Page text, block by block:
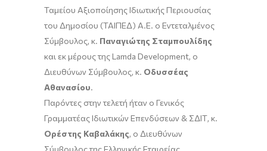
Ταμείου Αξιοποίησης Ιδιωτικής Περιουσίας
του Δημοσίου (ΤΑΙΠΕΔ) Α.Ε. ο Εντεταλμένος
Σύμβουλος, κ. Παναγιώτης Σταμπουλίδης
και εκ μέρους της Lamda Development, ο
Διευθύνων Σύμβουλος, κ. Οδυσσέας
Αθανασίου.
Παρόντες στην τελετή ήταν ο Γενικός
Γραμματέας Ιδιωτικών Επενδύσεων & ΣΔΙΤ, κ.
Ορέστης Καβαλάκης, ο Διευθύνων
Σύμβουλος της Ελληνικής Εταιρείας